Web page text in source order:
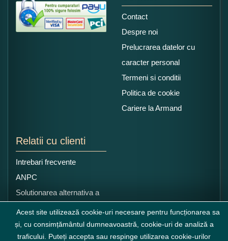
Contact
Despre noi
Prelucrarea datelor cu
caracter personal
Termeni si conditii
Politica de cookie
Cariere la Armand
Relatii cu clienti
Intrebari frecvente
ANPC
Solutionarea alternativa a
litigiilor
Acest site utilizează cookie-uri necesare pentru funcționarea sa
și, cu consimțământul dumneavoastră, cookie-uri de analiză a
traficului. Puteți accepta sau respinge utilizarea cookie-urilor